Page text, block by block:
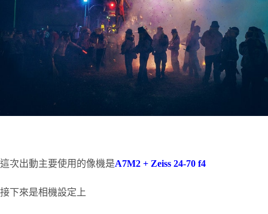
這次出動主要使用的像機是A7M2 + Zeiss 24-70 f4
接下來是相機設定上